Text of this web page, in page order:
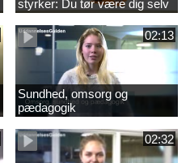
styrker: Du tør være dig selv
02:13
Sundhed, omsorg og
pædagogik
02:32